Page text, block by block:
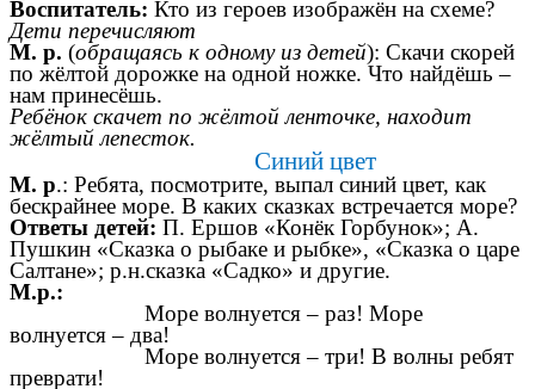
Воспитатель: Кто из героев изображён на схеме?
Дети перечисляют
М. р. (обращаясь к одному из детей): Скачи скорей
по жёлтой дорожке на одной ножке. Что найдёшь –
нам принесёшь.
Ребёнок скачет по жёлтой ленточке, находит
жёлтый лепесток.
Синий цвет
М. р.: Ребята, посмотрите, выпал синий цвет, как
бескрайнее море. В каких сказках встречается море?
Ответы детей: П. Ершов «Конёк Горбунок»; А.
Пушкин «Сказка о рыбаке и рыбке», «Сказка о царе
Салтане»; р.н.сказка «Садко» и другие.
М.р.:
Море волнуется – раз! Море
волнуется – два!
Море волнуется – три! В волны ребят
преврати!